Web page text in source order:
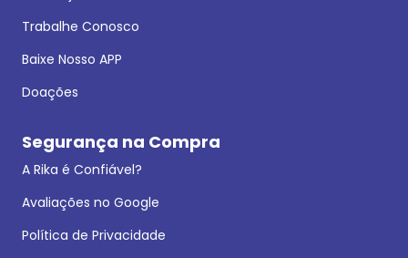
Trabalhe Conosco
Baixe Nosso APP
Doações
Segurança na Compra
A Rika é Confiável?
Avaliações no Google
Política de Privacidade